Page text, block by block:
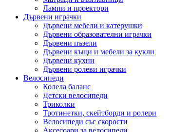
Лампи и проектори
Дървени играчки
Дървени мебели и катерушки
Дървени образователни играчки
Дървени пъзели
Дървени къщи и мебели за кукли
Дървени кухни
Дървени ролеви играчки
Велосипеди
Колела баланс
Детски велосипеди
Триколки
Тротинетки, скейтборди и ролери
Велосипеди със скорости
Аксесоари за велосипеди